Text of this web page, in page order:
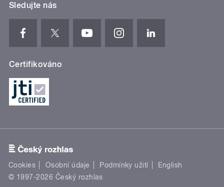
Sledujte nás
Certifikováno
Cookies Osobní údaje Podmínky užití
English
© 1997-2026 Český rozhlas